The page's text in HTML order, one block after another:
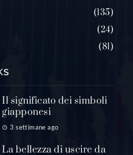
135
24
81
Il significato dei simboli
giapponesi
3 settimane ago
La bellezza di uscire da